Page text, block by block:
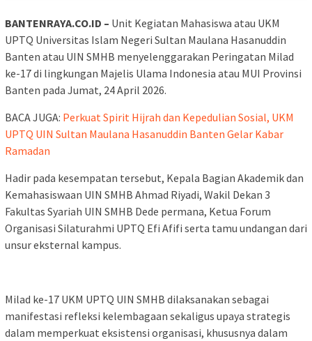
BANTENRAYA.CO.ID – Unit Kegiatan Mahasiswa atau UKM
UPTQ Universitas Islam Negeri Sultan Maulana Hasanuddin
Banten atau UIN SMHB menyelenggarakan Peringatan Milad
ke-17 di lingkungan Majelis Ulama Indonesia atau MUI Provinsi
Banten pada Jumat, 24 April 2026.
BACA JUGA: Perkuat Spirit Hijrah dan Kepedulian Sosial, UKM
UPTQ UIN Sultan Maulana Hasanuddin Banten Gelar Kabar
Ramadan
Hadir pada kesempatan tersebut, Kepala Bagian Akademik dan
Kemahasiswaan UIN SMHB Ahmad Riyadi, Wakil Dekan 3
Fakultas Syariah UIN SMHB Dede permana, Ketua Forum
Organisasi Silaturahmi UPTQ Efi Afifi serta tamu undangan dari
unsur eksternal kampus.
Milad ke-17 UKM UPTQ UIN SMHB dilaksanakan sebagai
manifestasi refleksi kelembagaan sekaligus upaya strategis
dalam memperkuat eksistensi organisasi, khususnya dalam